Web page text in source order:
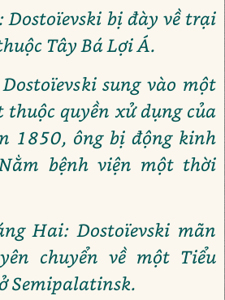
Dostoïevski bị đày về trại
Tây Bá Lợi Á.
sung vào một
quyền xử dụng của
1850, ông bị động kinh
bệnh viện một thời
Hai: Dostoïevski mãn
chuyển về một Tiểu
Semipalatinsk.